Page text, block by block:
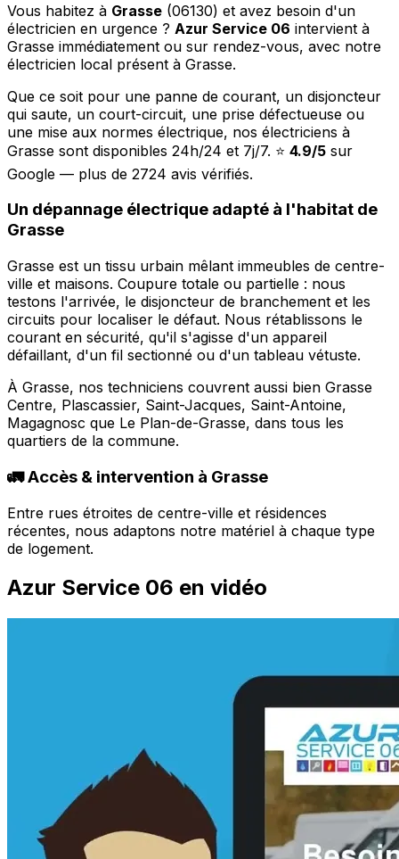
Vous habitez à Grasse (06130) et avez besoin d'un
électricien en urgence ? Azur Service 06 intervient à
Grasse immédiatement ou sur rendez-vous, avec notre
électricien local présent à Grasse.
Que ce soit pour une panne de courant, un disjoncteur
qui saute, un court-circuit, une prise défectueuse ou
une mise aux normes électrique, nos électriciens à
Grasse sont disponibles 24h/24 et 7j/7. ⭐ 4.9/5 sur
Google — plus de 2724 avis vérifiés.
Un dépannage électrique adapté à l'habitat de
Grasse
Grasse est un tissu urbain mêlant immeubles de centre-
ville et maisons. Coupure totale ou partielle : nous
testons l'arrivée, le disjoncteur de branchement et les
circuits pour localiser le défaut. Nous rétablissons le
courant en sécurité, qu'il s'agisse d'un appareil
défaillant, d'un fil sectionné ou d'un tableau vétuste.
À Grasse, nos techniciens couvrent aussi bien Grasse
Centre, Plascassier, Saint-Jacques, Saint-Antoine,
Magagnosc que Le Plan-de-Grasse, dans tous les
quartiers de la commune.
🚛 Accès & intervention à Grasse
Entre rues étroites de centre-ville et résidences
récentes, nous adaptons notre matériel à chaque type
de logement.
Azur Service 06 en vidéo